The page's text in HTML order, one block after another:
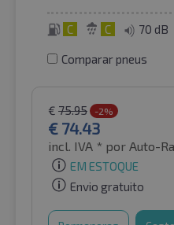
C C 70 dB
Comparar pneus
€ 75.95 -2%
€ 74.43
incl. IVA * por Auto-
EM ESTOQUE
Envio gratuito